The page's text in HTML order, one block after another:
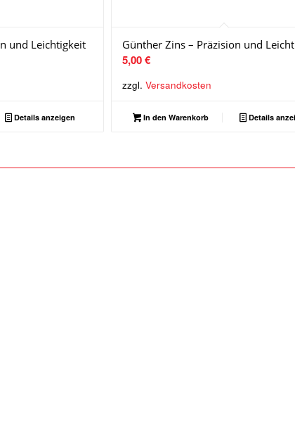
und Leichtigkeit
Details anzeigen
Günther Zins – Präzision und
5,00€
zzgl. Versandkosten
In den Warenkorb Details